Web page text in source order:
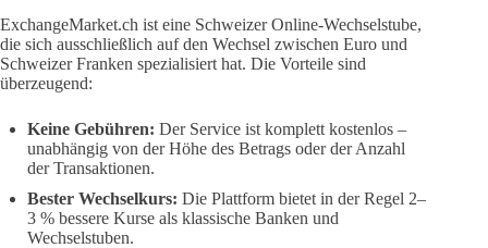
ExchangeMarket.ch ist eine Schweizer Online-Wechselstube,
die sich ausschließlich auf den Wechsel zwischen Euro und
Schweizer Franken spezialisiert hat. Die Vorteile sind
überzeugend:
Keine Gebühren: Der Service ist komplett kostenlos –
unabhängig von der Höhe des Betrags oder der Anzahl
der Transaktionen.
Bester Wechselkurs: Die Plattform bietet in der Regel 2–
3 % bessere Kurse als klassische Banken und
Wechselstuben.